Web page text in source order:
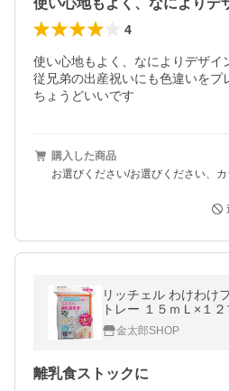
4
使い心地もよく、なによりデザイ
従兄弟の出産祝いにも色違いをプ
ちょうどいいです
購入した商品
お選びください/お選びください、
リッチェル わけわけ
トレー １５ｍＬ×１
金太郎SHOP
離乳食ストックに